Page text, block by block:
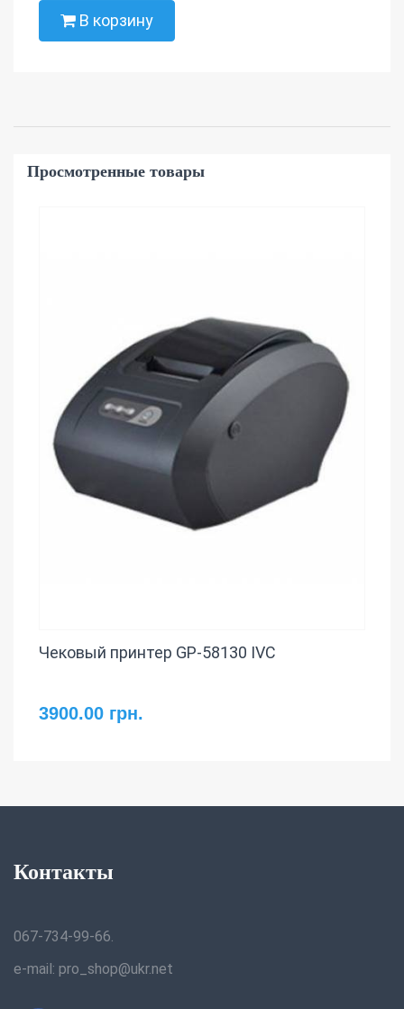
В корзину
Просмотренные товары
Чековый принтер GP-58130 IVC
3900.00 грн.
Контакты
067-734-99-66.
e-mail: pro_shop@ukr.net